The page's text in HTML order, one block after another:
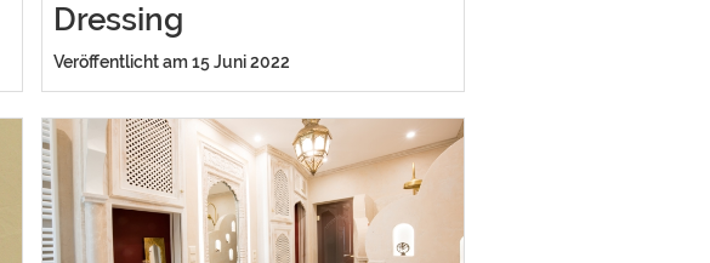
Dressing
Veröffentlicht am 15 Juni 2022